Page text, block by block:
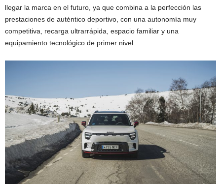
llegar la marca en el futuro, ya que combina a la perfección las
prestaciones de auténtico deportivo, con una autonomía muy
competitiva, recarga ultrarrápida, espacio familiar y una
equipamiento tecnológico de primer nivel.